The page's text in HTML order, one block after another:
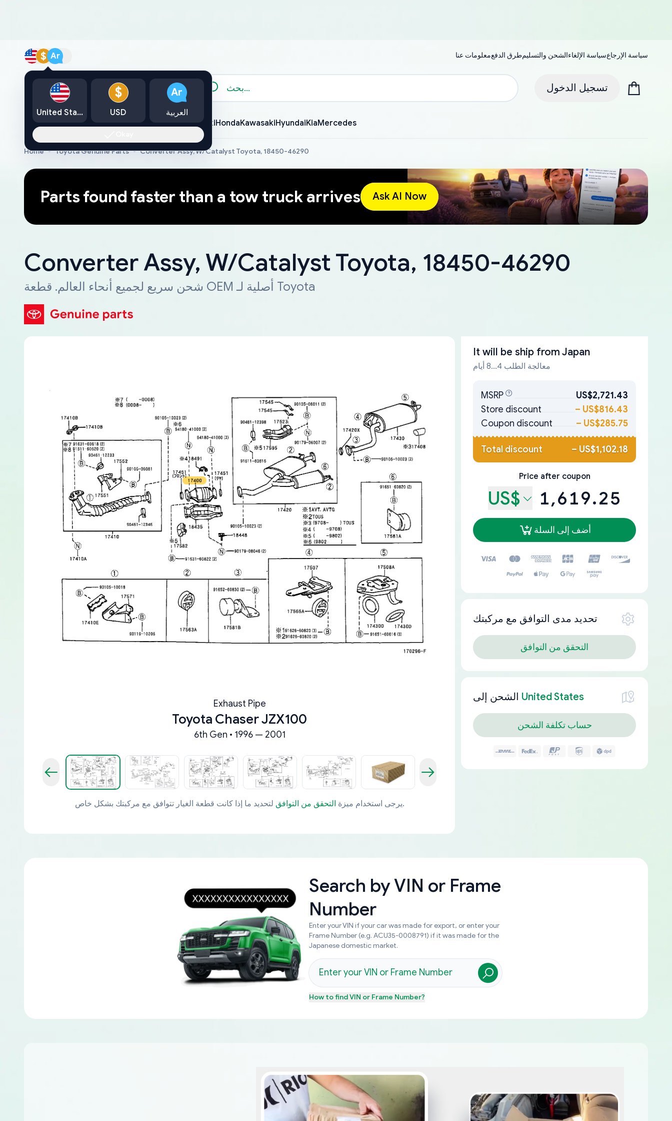
$ Ar معلومات عناطرق الدفعالشحن والتسليمسياسة الإلغاءسياسة الإرجاع
الكتالوج تسجيل الدخول
ToyotaLexusNissanMazdaMitsubishiYamahaSuzukiHondaKawasakiHyundaiKiaMercedes
Home Toyota Genuine Parts Converter Assy, W/Catalyst Toyota, 18450-46290
Parts found faster than a tow truck arrives Ask AI Now
Converter Assy, W/Catalyst Toyota, 18450-46290
شحن سريع لجميع أنحاء العالم. قطعة OEM أصلية لـ Toyota
Exhaust Pipe
Toyota Chaser JZX100
6th Gen • 1996 — 2001
يرجى استخدام ميزة التحقق من التوافق لتحديد ما إذا كانت قطعة الغيار تتوافق مع مركبتك بشكل خاص.
It will be ship from Japan
معالجة الطلب 4...8 أيام
MSRP
US$2,721.43
Store discount
– US$816.43
Coupon discount
– US$285.75
Total discount – US$1,102.18
Price after coupon
US$ 1,619.25
أضف إلى السلة
تحديد مدى التوافق مع مركبتك
التحقق من التوافق
الشحن إلى United States
حساب تكلفة الشحن
Search byVIN or Frame
Number
Enter your VIN if your car was made for export, or enter your
Frame Number (e.g. ACU35-0008791) if it was made for the
Japanese domestic market.
How to findVIN or Frame Number?
United States
$
USD
Ar
العربية